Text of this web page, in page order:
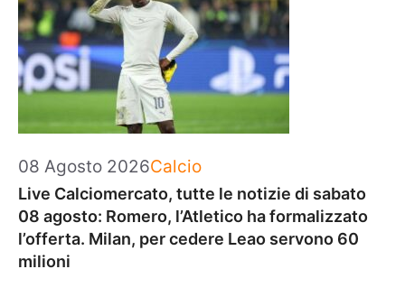
08 Agosto 2026Categorie
Calcio
Live Calciomercato, tutte le notizie di sabato
08 agosto: Romero, l’Atletico ha formalizzato
l’offerta. Milan, per cedere Leao servono 60
milioni